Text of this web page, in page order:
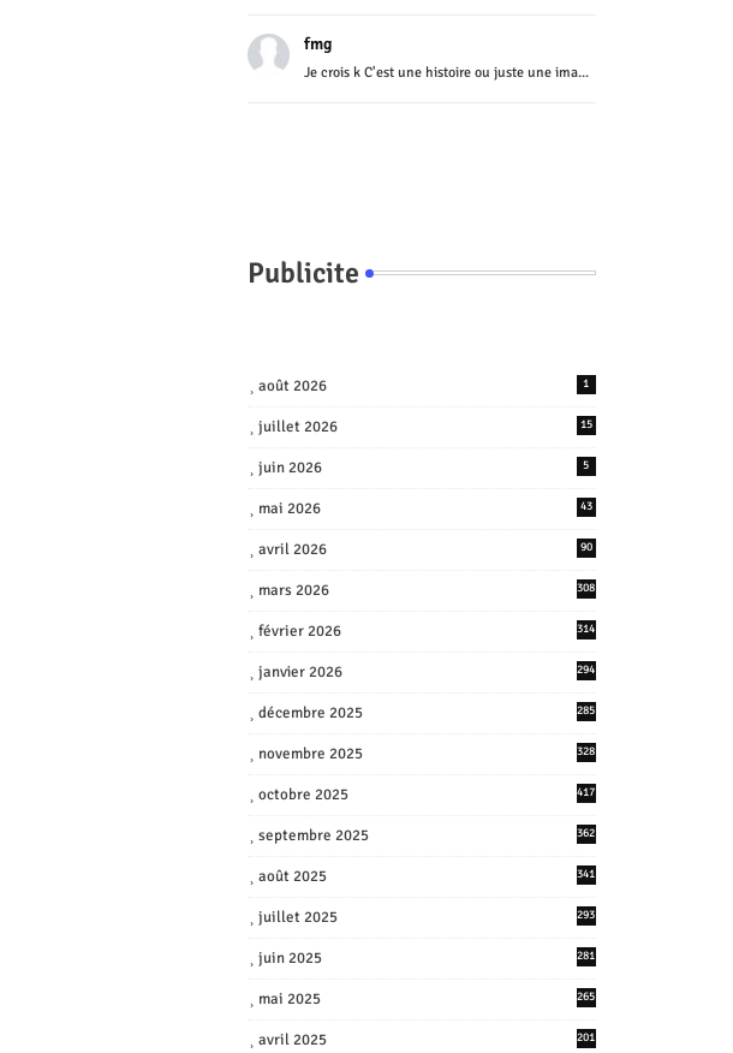
fmg
Je crois k C'est une histoire ou juste une ima...
Publicite
août 2026 1
juillet 2026 15
juin 2026 5
mai 2026 43
avril 2026 90
mars 2026 308
février 2026 314
janvier 2026 294
décembre 2025 285
novembre 2025 328
octobre 2025 417
septembre 2025 362
août 2025 341
juillet 2025 293
juin 2025 281
mai 2025 265
avril 2025 201